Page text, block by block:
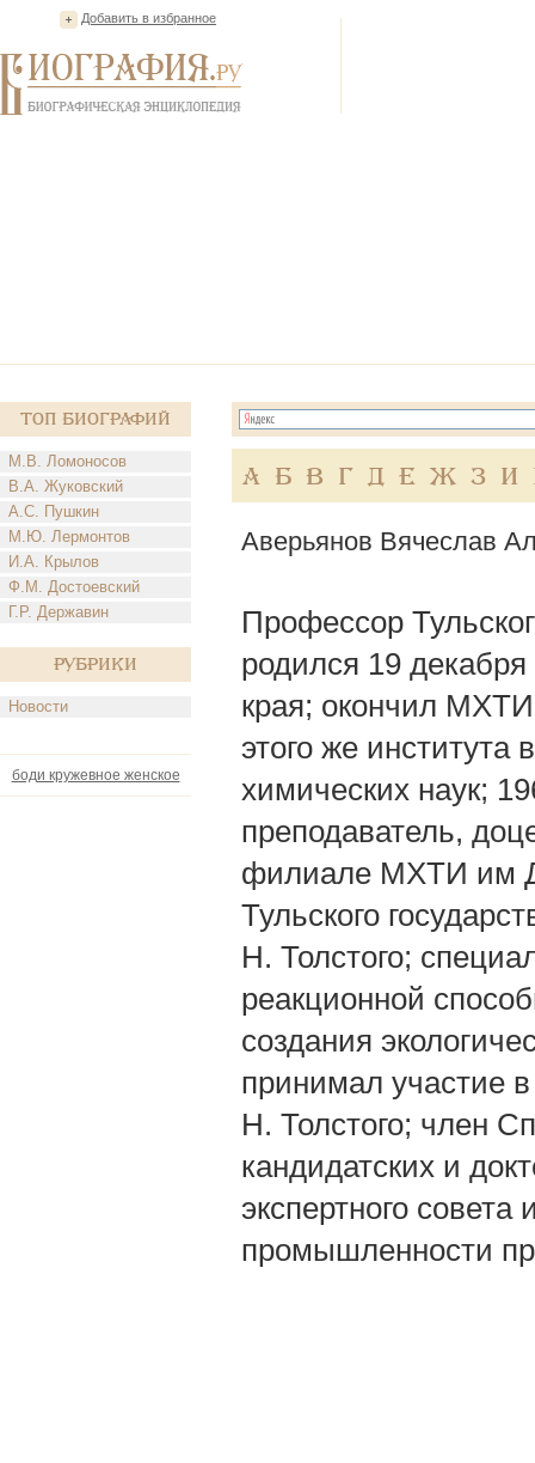
Добавить в избранное
Топ Биографий
М.В. Ломоносов
В.А. Жуковский
А.С. Пушкин
М.Ю. Лермонтов
И.А. Крылов
Ф.М. Достоевский
Г.Р. Державин
Рубрики
Новости
боди кружевное женское
А Б В Г Д Е Ж З И
Аверьянов Вячеслав
Профессор
родился 19 декабря
края; окончил
этого же института
химических наук;
преподаватель,
филиале МХТИ им
Тульского
Н. Толстого;
реакционной
создания
принимал участие
Н. Толстого; член
кандидатских и
экспертного
промышленности